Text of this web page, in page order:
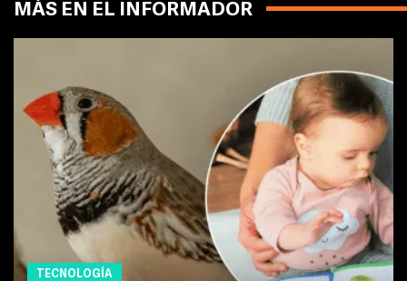
MÁS EN EL INFORMADOR
TECNOLOGÍA